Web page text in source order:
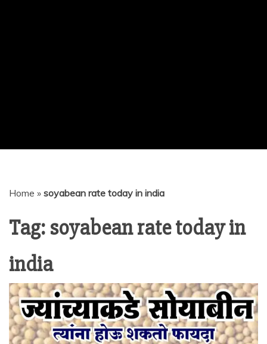
Home » soyabean rate today in india
Tag: soyabean rate today in
india